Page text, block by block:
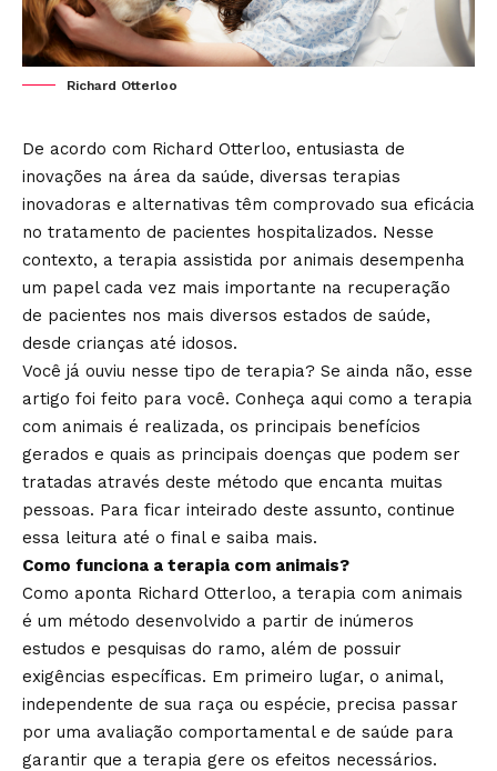
Richard Otterloo
De acordo com Richard Otterloo, entusiasta de
inovações na área da saúde, diversas terapias
inovadoras e alternativas têm comprovado sua eficácia
no tratamento de pacientes hospitalizados. Nesse
contexto, a terapia assistida por animais desempenha
um papel cada vez mais importante na recuperação
de pacientes nos mais diversos estados de saúde,
desde crianças até idosos.
Você já ouviu nesse tipo de terapia? Se ainda não, esse
artigo foi feito para você. Conheça aqui como a terapia
com animais é realizada, os principais benefícios
gerados e quais as principais doenças que podem ser
tratadas através deste método que encanta muitas
pessoas. Para ficar inteirado deste assunto, continue
essa leitura até o final e saiba mais.
Como funciona a terapia com animais?
Como aponta Richard Otterloo, a terapia com animais
é um método desenvolvido a partir de inúmeros
estudos e pesquisas do ramo, além de possuir
exigências específicas. Em primeiro lugar, o animal,
independente de sua raça ou espécie, precisa passar
por uma avaliação comportamental e de saúde para
garantir que a terapia gere os efeitos necessários.